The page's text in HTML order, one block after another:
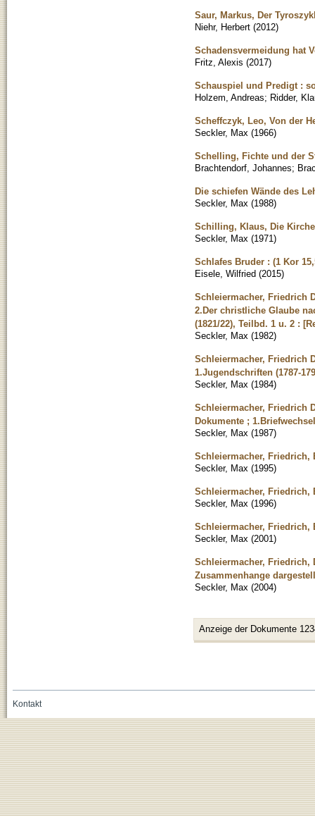
Saur, Markus, Der
Niehr, Herbert (2012)
Schadensvermeidung hat
Fritz, Alexis (2017)
Schauspiel und Predigt :
Holzem, Andreas; Ridder,
Scheffczyk, Leo, Von der
Seckler, Max (1966)
Schelling, Fichte und der
Brachtendorf, Johannes;
Die schiefen Wände des
Seckler, Max (1988)
Schilling, Klaus, Die
Seckler, Max (1971)
Schlafes Bruder : (1 Kor
Eisele, Wilfried (2015)
Schleiermacher, Friedrich
2.Der christliche Glaube
(1821/22), Teilbd. 1 u. 2 :
Seckler, Max (1982)
Schleiermacher, Friedrich
1.Jugendschriften (1787-
Seckler, Max (1984)
Schleiermacher, Friedrich
Dokumente ;
Seckler, Max (1987)
Schleiermacher, Friedrich,
Seckler, Max (1995)
Schleiermacher, Friedrich,
Seckler, Max (1996)
Schleiermacher, Friedrich,
Seckler, Max (2001)
Schleiermacher, Friedrich,
Zusammenhange
Seckler, Max (2004)
Anzeige der Dokumente
Kontakt